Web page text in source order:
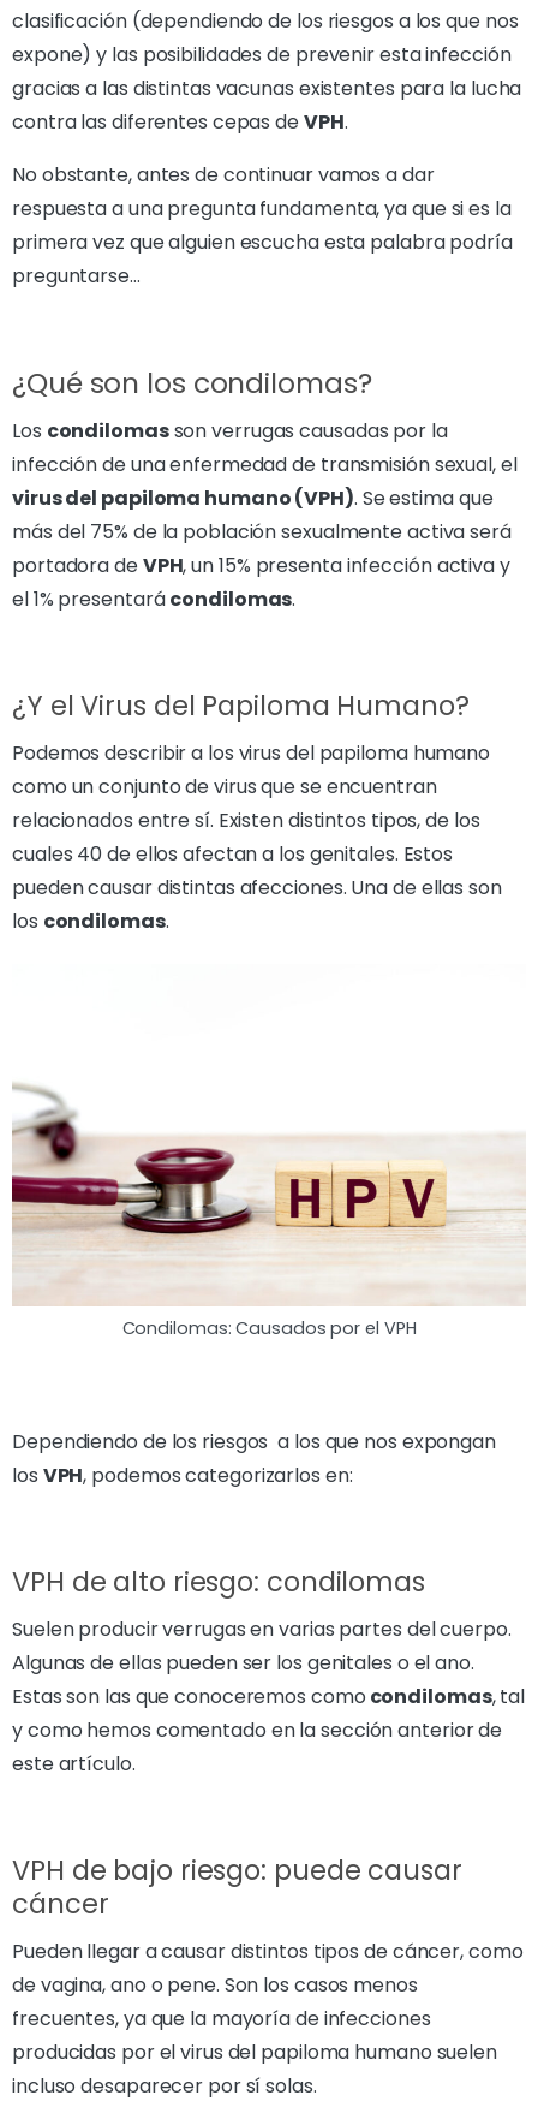
clasificación (dependiendo de los riesgos a los que nos
expone) y las posibilidades de prevenir esta infección
gracias a las distintas vacunas existentes para la lucha
contra las diferentes cepas deVPH.
No obstante, antes de continuar vamos a dar
respuesta a una pregunta fundamenta, ya que si es la
primera vez que alguien escucha esta palabra podría
preguntarse…
¿Qué son los condilomas?
Los condilomasson verrugas causadas por la
infección de una enfermedad de transmisión sexual, el
virus del papiloma humano (VPH). Se estima que
más del 75% de la población sexualmente activa será
portadora deVPH, un 15% presenta infección activa y
el 1% presentarácondilomas.
¿Y el Virus del Papiloma Humano?
Podemos describir a los virus del papiloma humano
como un conjunto de virus que se encuentran
relacionados entre sí. Existen distintos tipos, de los
cuales 40 de ellos afectan a los genitales. Estos
pueden causar distintas afecciones. Una de ellas son
los condilomas.
Condilomas: Causados por el VPH
Dependiendo de los riesgos a los que nos expongan
los VPH, podemos categorizarlos en:
VPH de alto riesgo: condilomas
Suelen producir verrugas en varias partes del cuerpo.
Algunas de ellas pueden ser los genitales o el ano.
Estas son las que conoceremos como condilomas, tal
y como hemos comentado en la sección anterior de
este artículo.
VPH de bajo riesgo: puede causar
cáncer
Pueden llegar a causar distintos tipos de cáncer, como
de vagina, ano o pene. Son los casos menos
frecuentes, ya que la mayoría de infecciones
producidas por el virus del papiloma humano suelen
incluso desaparecer por sí solas.